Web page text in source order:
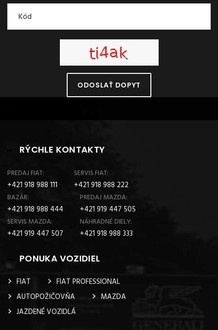
ODOSLAŤ DOPYT
RÝCHLE KONTAKTY
PREDAJ FIAT:
+421 918 988 111
SERVIS FIAT:
+421 918 988 222
BAZÁR:
+421 918 988 444
PREDAJ MAZDA:
+421 919 447 505
SERVIS MAZDA:
+421 919 447 507
NÁHRADNÉ DIELY:
+421 918 988 333
PONUKA VOZIDIEL
FIAT
FIAT PROFESSIONAL
AUTOPOŽIČOVŇA
MAZDA
JAZDENÉ VOZIDLÁ